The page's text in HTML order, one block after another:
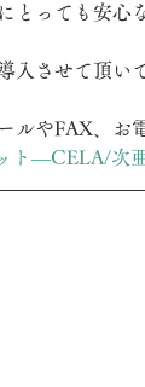
とっても安心
入させて頂い
ルやFAX、お
ト―CELA/次